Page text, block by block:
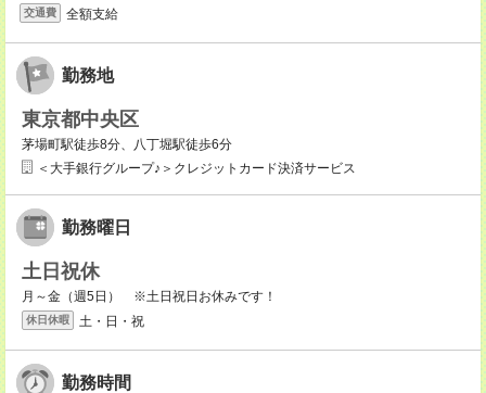
交通費 全額支給
勤務地
東京都中央区
茅場町駅徒歩8分、八丁堀駅徒歩6分
＜大手銀行グループ♪＞クレジットカード決済サービス
勤務曜日
土日祝休
月～金（週5日） ※土日祝日お休みです！
休日休暇 土・日・祝
勤務時間